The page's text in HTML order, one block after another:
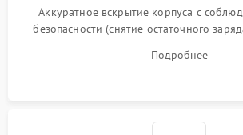
Аккуратное вскрытие корпуса с
безопасности (снятие остаточного
и кистей для предотвращения
Подробнее